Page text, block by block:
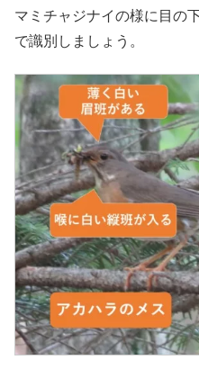
マミチャジナイの様に目の
で識別しましょう。